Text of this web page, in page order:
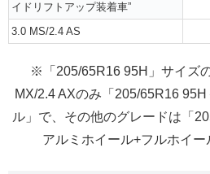
イドリフトアップ装着車”
3.0 MS/2.4 AS
※「205/65R16 95H」サイズ
MX/2.4 AXのみ「205/65R16
ル」で、その他のグレードは「
アルミホイール+フルホイー